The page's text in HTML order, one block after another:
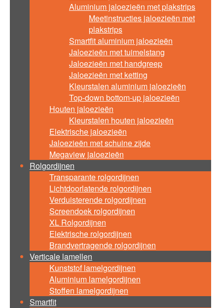
Aluminium jaloezieën met plakstrips
Meetinstructies jaloezieën met
plakstrips
Smartfit aluminium jaloezieën
Jaloezieën met tuimelstang
Jaloezieën met handgreep
Jaloezieën met ketting
Kleurstalen aluminium jaloezieën
Top-down bottom-up jaloezieën
Houten jaloezieën
Kleurstalen houten jaloezieën
Elektrische jaloezieën
Jaloezieën met schuine zijde
Megaview jaloezieën
Rolgordijnen
Transparante rolgordijnen
Lichtdoorlatende rolgordijnen
Verduisterende rolgordijnen
Screendoek rolgordijnen
XL Rolgordijnen
Elektrische rolgordijnen
Brandvertragende rolgordijnen
Verticale lamellen
Kunststof lamelgordijnen
Aluminium lamelgordijnen
Stoffen lamelgordijnen
Smartfit